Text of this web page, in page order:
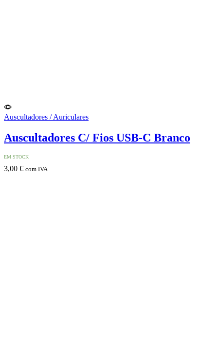
Auscultadores / Auriculares
Auscultadores C/ Fios USB-C Branco
EM STOCK
3,00 € com IVA